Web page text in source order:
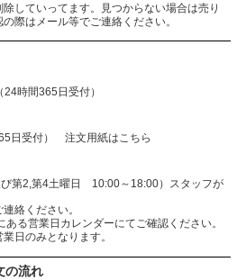
していってます。見つからない場合は売り
際はメール等でご連絡ください。
24時間365日受付）
日受付）
注文用紙はこちら
第2,第4土曜日 10:00～18:00）スタッフが
絡ください。
る営業日カレンダーにてご確認ください。
日のみとなります。
の流れ